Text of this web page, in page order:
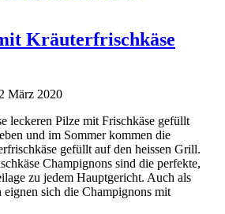
Kräuterfrischkäse
März 2020
leckeren Pilze mit Frischkäse gefüllt
und im Sommer kommen die
gefüllt auf den heissen Grill.
Champignons sind die perfekte,
zu jedem Hauptgericht. Auch als
sich die Champignons mit